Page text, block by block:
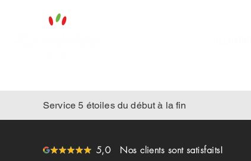
Service 5 étoiles du début à la fin
5,0 Nos clients sont satisfaits!